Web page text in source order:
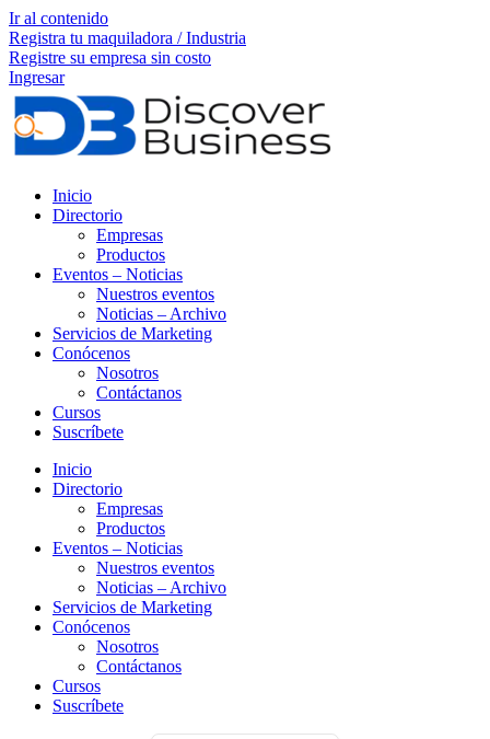
Ir al contenido
Registra tu maquiladora / Industria
Registre su empresa sin costo
Ingresar
Inicio
Directorio
Empresas
Productos
Eventos – Noticias
Nuestros eventos
Noticias – Archivo
Servicios de Marketing
Conócenos
Nosotros
Contáctanos
Cursos
Suscríbete
Inicio
Directorio
Empresas
Productos
Eventos – Noticias
Nuestros eventos
Noticias – Archivo
Servicios de Marketing
Conócenos
Nosotros
Contáctanos
Cursos
Suscríbete